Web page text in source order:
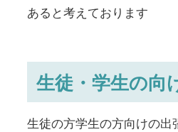
あると考えております
生徒・学生の向
生徒の方学生の方向けの